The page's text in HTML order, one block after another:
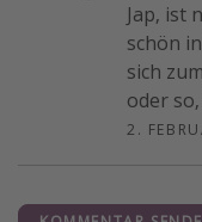
Jap, ist
schön
sich
oder
2.